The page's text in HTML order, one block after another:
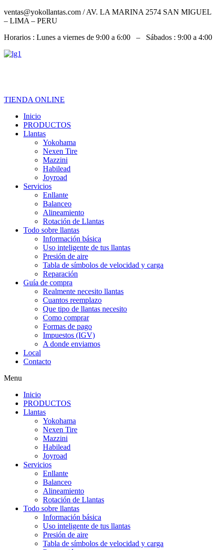
ventas@yokollantas.com / AV. LA MARINA 2574 SAN MIGUEL
– LIMA – PERU
Horarios : Lunes a viernes de 9:00 a 6:00 – Sábados : 9:00 a 4:00
TIENDA ONLINE
Inicio
PRODUCTOS
Llantas
Yokohama
Nexen Tire
Mazzini
Habilead
Joyroad
Servicios
Enllante
Balanceo
Alineamiento
Rotación de Llantas
Todo sobre llantas
Información básica
Uso inteligente de tus llantas
Presión de aire
Tabla de símbolos de velocidad y carga
Reparación
Guía de compra
Realmente necesito llantas
Cuantos reemplazo
Que tipo de llantas necesito
Como comprar
Formas de pago
Impuestos (IGV)
A donde enviamos
Local
Contacto
Menu
Inicio
PRODUCTOS
Llantas
Yokohama
Nexen Tire
Mazzini
Habilead
Joyroad
Servicios
Enllante
Balanceo
Alineamiento
Rotación de Llantas
Todo sobre llantas
Información básica
Uso inteligente de tus llantas
Presión de aire
Tabla de símbolos de velocidad y carga